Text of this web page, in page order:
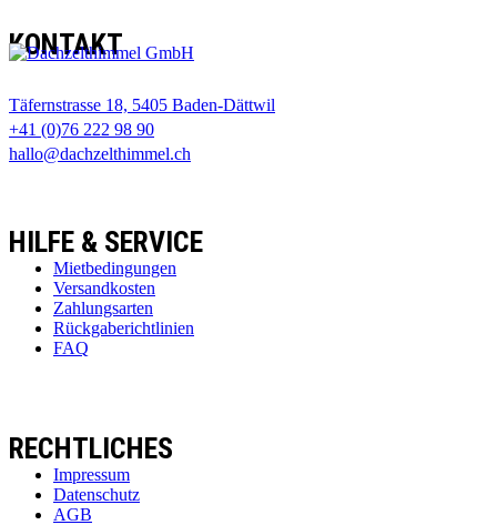
KONTAKT
Täfernstrasse 18, 5405 Baden-Dättwil
+41 (0)76 222 98 90
hallo@dachzelthimmel.ch
HILFE & SERVICE
Mietbedingungen
Versandkosten
Zahlungsarten
Rückgaberichtlinien
FAQ
RECHTLICHES
Impressum
Datenschutz
AGB